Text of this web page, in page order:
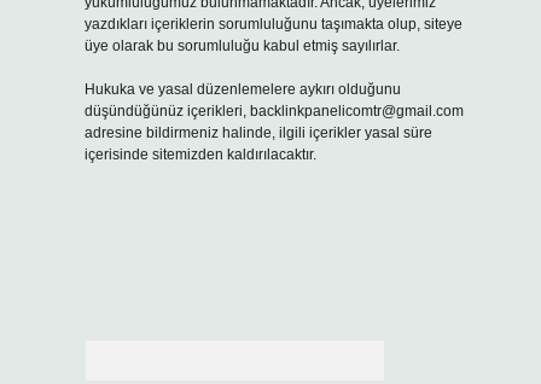
yazdıkları içeriklerin sorumluluğunu taşımakta olup, siteye
üye olarak bu sorumluluğu kabul etmiş sayılırlar.
Hukuka ve yasal düzenlemelere aykırı olduğunu
düşündüğünüz içerikleri, backlinkpanelicomtr@gmail.com
adresine bildirmeniz halinde, ilgili içerikler yasal süre
içerisinde sitemizden kaldırılacaktır.